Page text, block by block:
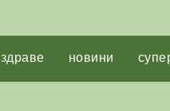
здраве новини